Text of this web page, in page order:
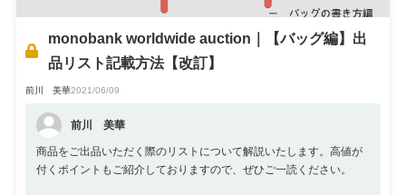
monobank worldwide auction｜【バッグ編】出
品リスト記載方法【改訂】
前川 美華2021/06/09
前川 美華
商品をご出品いただく際のリストについて解説いたします。高値が
付くポイントもご紹介しておりますので、ぜひご一読ください。